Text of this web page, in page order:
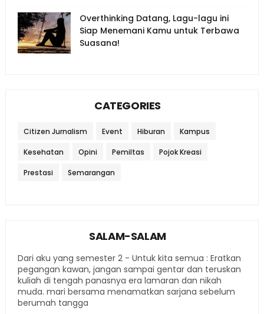
Overthinking Datang, Lagu-lagu ini
Siap Menemani Kamu untuk Terbawa
Suasana!
CATEGORIES
Citizen Jurnalism Event Hiburan Kampus
Kesehatan Opini Pemiltas Pojok Kreasi
Prestasi Semarangan
SALAM-SALAM
Dari aku yang semester 2 - Untuk kita semua : Eratkan
pegangan kawan, jangan sampai gentar dan teruskan
kuliah di tengah panasnya era lamaran dan nikah
muda. mari bersama menamatkan sarjana sebelum
berumah tangga